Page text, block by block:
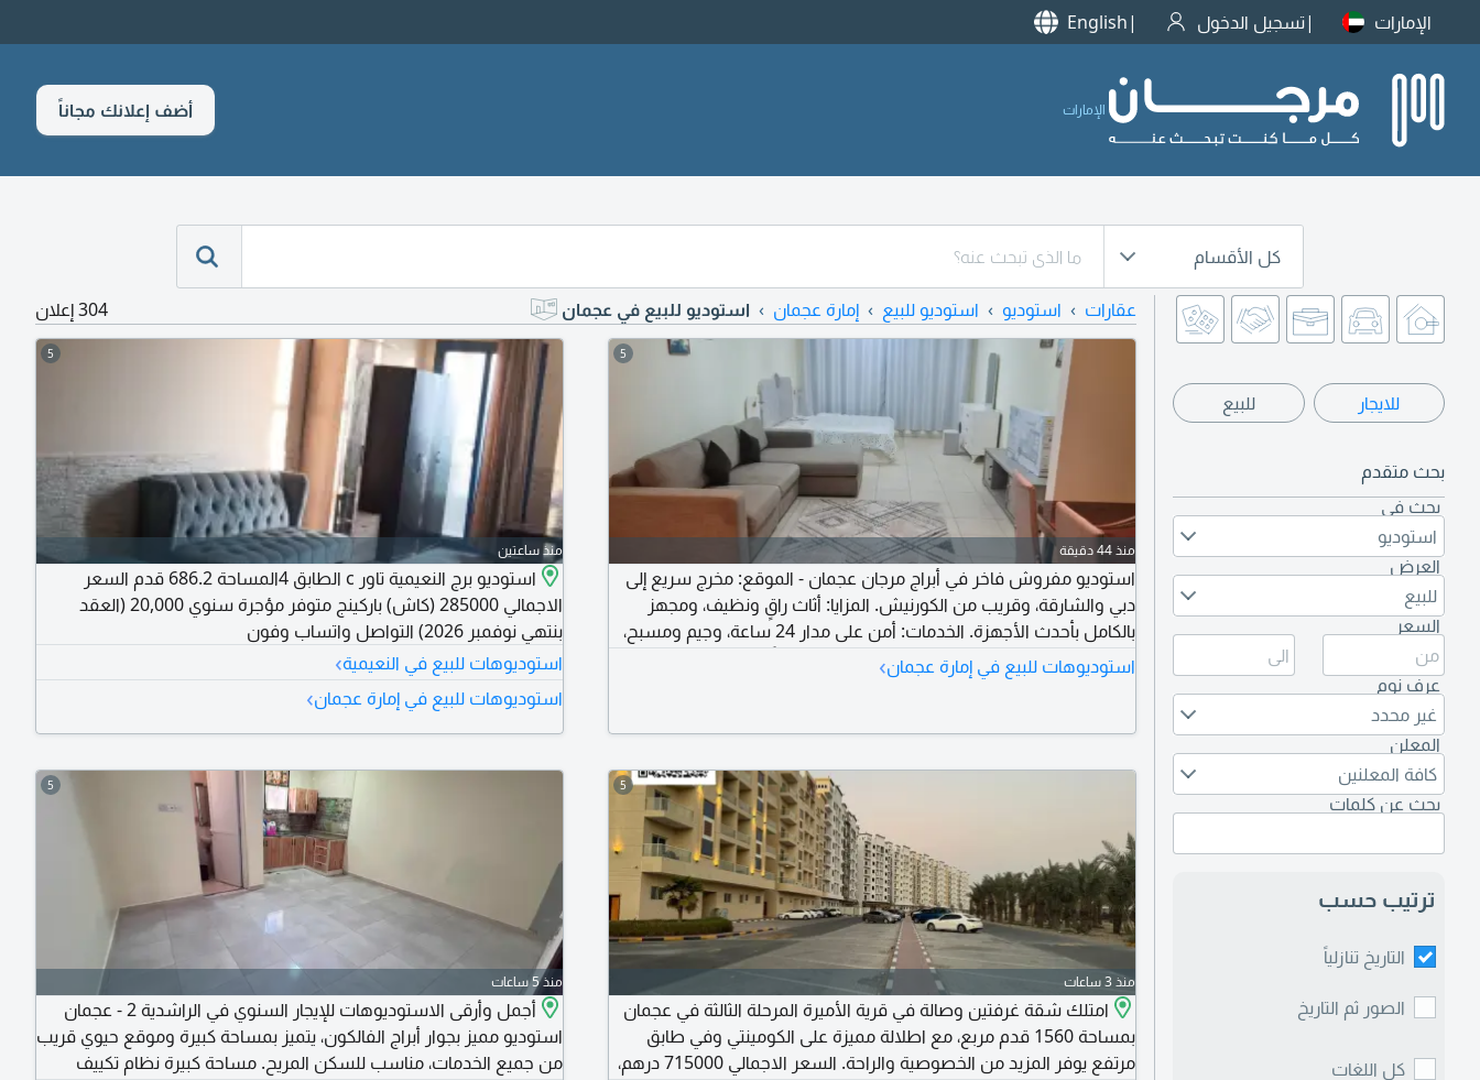
الإمارات تسجيل الدخول English
الإمارات أضف إعلانك مجاناً
كل الأقسام
للايجار للبيع
بحث متقدم
بحث في
استوديو
العرض
للبيع
السعر
عرف نوم
غير محدد
المعلن
كافة المعلنين
بحث عن كلمات
ترتيب حسب
التاريخ تنازلياً
الصور ثم التاريخ
كل اللغات
عقارات استوديو استوديو للبيع إمارة عجمان استوديو للبيع في عجمان 304 إعلان
5
منذ 44 دقيقة
استوديو مفروش فاخر في أبراج مرجان عجمان - الموقع: مخرج سريع إلى
دبي والشارقة، وقريب من الكورنيش. المزايا: أثاث راقٍ ونظيف، ومجهز
بالكامل بأحدث الأجهزة. الخدمات: أمن على مدار 24 ساعة، وجيم ومسبح،
والإنترنت). جاهز للمعاينة والسكن الفوري. للتواصل.
استوديوهات للبيع في إمارة عجمان›
5
منذ ساعتين
استوديو برج النعيمية تاور c الطابق 4المساحة 686.2 قدم السعر
الاجمالي 285000 (كاش) باركينج متوفر مؤجرة سنوي 20,000 (العقد
بنتهي نوفمبر 2026) التواصل واتساب وفون
استوديوهات للبيع في النعيمية›
استوديوهات للبيع في إمارة عجمان›
5
منذ 3 ساعات
امتلك شقة غرفتين وصالة في قرية الأميرة المرحلة الثالثة في عجمان
بمساحة 1560 قدم مربع، مع اطلالة مميزة على الكومينتي وفي طابق
مرتفع يوفر المزيد من الخصوصية والراحة. السعر الاجمالي 715000 درهم،
5
منذ 5 ساعات
أجمل وأرقى الاستوديوهات للإيجار السنوي في الراشدية 2 - عجمان
استوديو مميز بجوار أبراج الفالكون، يتميز بمساحة كبيرة وموقع حيوي قريب
من جميع الخدمات، مناسب للسكن المريح. مساحة كبيرة نظام تكييف